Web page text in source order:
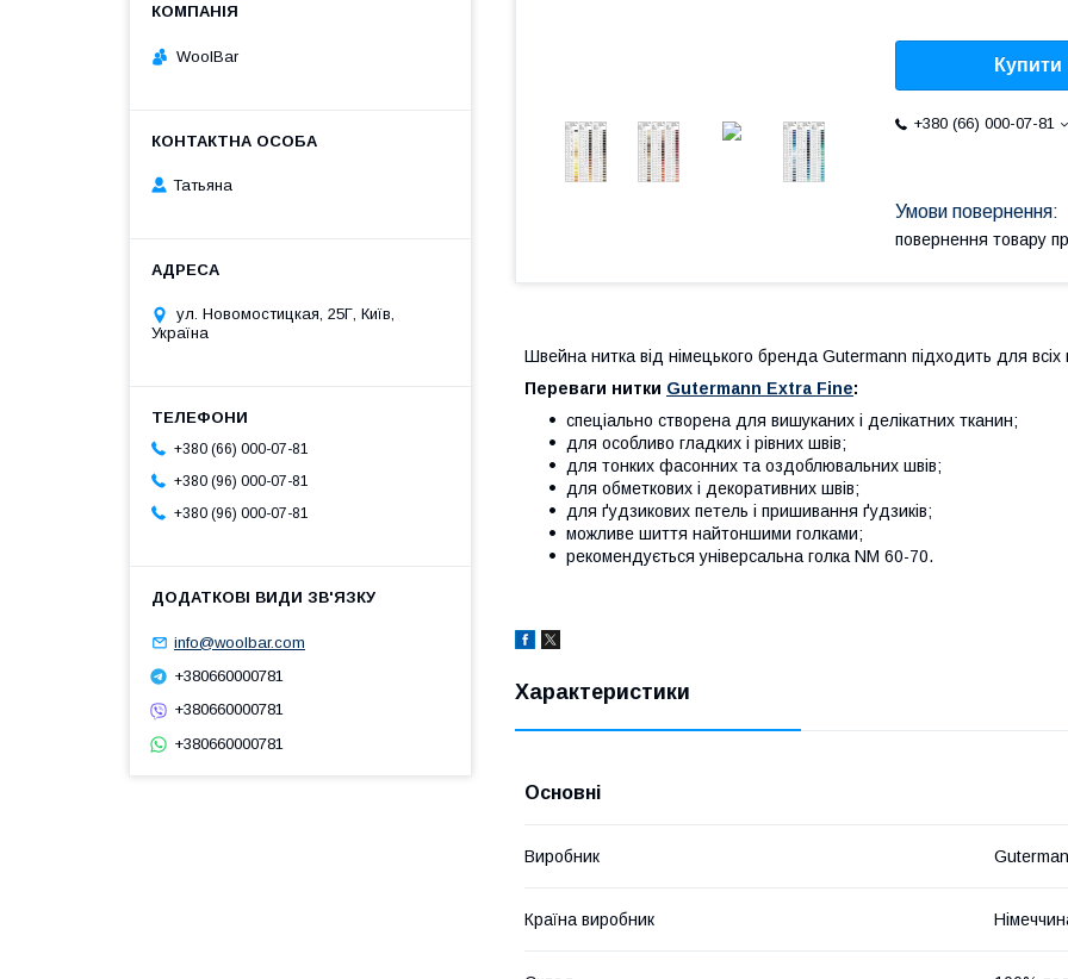
Купити
+380 (66) 000-07-81
повернення товару
Швейна нитка від німецького бренда Gutermann підходить для всіх
Переваги нитки Gutermann Extra Fine:
спеціально створена для вишуканих і делікатних тканин;
для особливо гладких і рівних швів;
для тонких фасонних та оздоблювальних швів;
для обметкових і декоративних швів;
для ґудзикових петель і пришивання ґудзиків;
можливе шиття найтоншими голками;
рекомендується універсальна голка NM 60-70.
Характеристики
Основні
Виробник
Країна виробник
WoolBar
Татьяна
ул. Новомостицкая, 25Г, Київ,
Україна
+380 (66) 000-07-81
+380 (96) 000-07-81
+380 (96) 000-07-81
info@woolbar.com
+380660000781
+380660000781
+380660000781